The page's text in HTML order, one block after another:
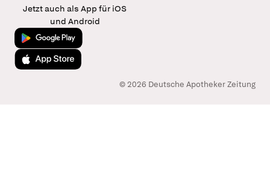
Jetzt auch als App für iOS
und Android
Jetzt bei Google Play
Laden im App Store
© 2026 Deutsche Apotheker Zeitung